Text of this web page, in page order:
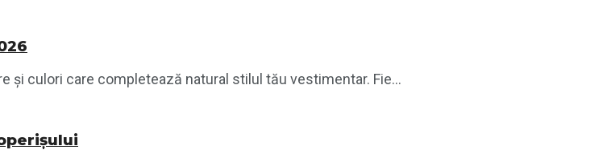
și culori care completează natural stilul tău vestimentar. Fie...